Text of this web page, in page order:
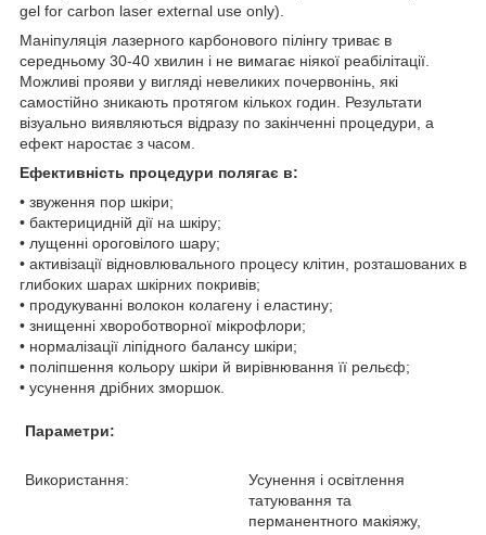
gel for carbon laser external use only).
Маніпуляція лазерного карбонового пілінгу триває в
середньому 30-40 хвилин і не вимагає ніякої реабілітації.
Можливі прояви у вигляді невеликих почервонінь, які
самостійно зникають протягом кількох годин. Результати
візуально виявляються відразу по закінченні процедури, а
ефект наростає з часом.
Ефективність процедури полягає в:
• звуження пор шкіри;
• бактерицидній дії на шкіру;
• лущенні ороговілого шару;
• активізації відновлювального процесу клітин, розташованих в
глибоких шарах шкірних покривів;
• продукуванні волокон колагену і еластину;
• знищенні хвороботворної мікрофлори;
• нормалізації ліпідного балансу шкіри;
• поліпшення кольору шкіри й вирівнювання її рельєф;
• усунення дрібних зморшок.
Параметри:
Використання:
Усунення і освітлення
татуювання та
перманентного макіяжу,